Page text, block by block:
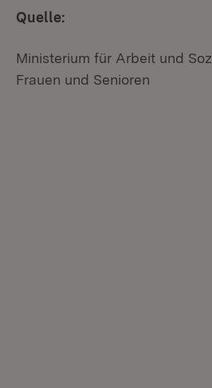
Quelle:
Ministerium für Arbeit und
Frauen und Senioren